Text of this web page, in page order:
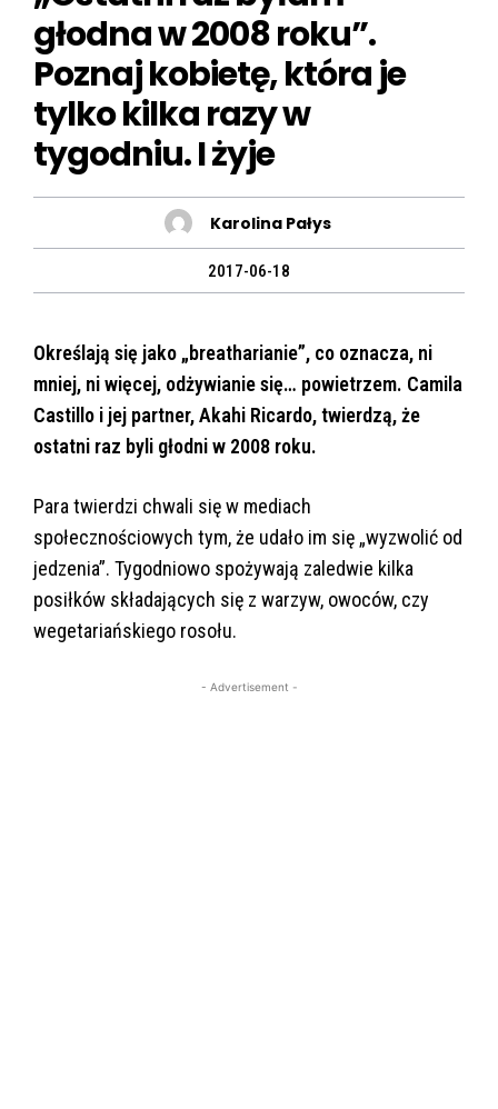
głodna w 2008 roku”.
Poznaj kobietę, która je
tylko kilka razy w
tygodniu. I żyje
Karolina Pałys
2017-06-18
Określają się jako „breatharianie”, co oznacza, ni
mniej, ni więcej, odżywianie się… powietrzem. Camila
Castillo i jej partner, Akahi Ricardo, twierdzą, że
ostatni raz byli głodni w 2008 roku.
Para twierdzi chwali się w mediach
społecznościowych tym, że udało im się „wyzwolić od
jedzenia”. Tygodniowo spożywają zaledwie kilka
posiłków składających się z warzyw, owoców, czy
wegetariańskiego rosołu.
- Advertisement -